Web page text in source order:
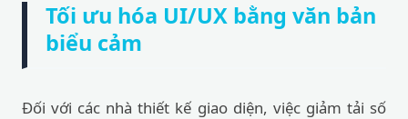
Tối ưu hóa UI/UX bằng văn bản
biểu cảm
Đối với các nhà thiết kế giao diện, việc giảm tải số